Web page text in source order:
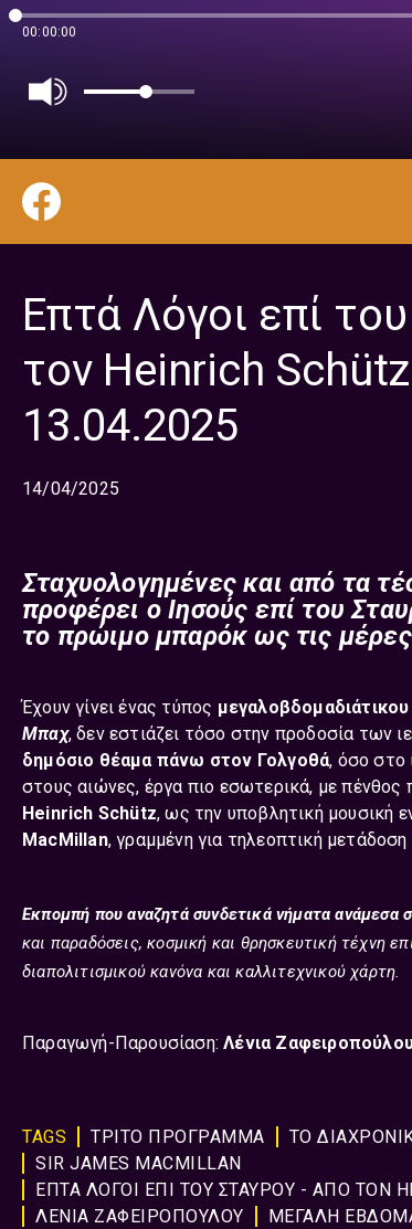
00:00:00
Επτά Λόγοι επί
τον Heinrich
13.04.2025
14/04/2025
Σταχυολογημένες και από τα
προφέρει ο Ιησούς επί του
το πρώιμο μπαρόκ ως τις
Έχουν γίνει ένας τύπος
Μπαχ, δεν εστιάζει τόσο στην προδοσία των
δημόσιο θέαμα πάνω στον Γολγοθά, όσο στο
στους αιώνες, έργα πιο εσωτερικά, με πένθος
Heinrich Schütz, ως την υποβλητική μουσική
MacMillan, γραμμένη για τηλεοπτική
Εκπομπή που αναζητά συνδετικά νήματα ανάμεσα
και παραδόσεις, κοσμική και θρησκευτική τέχνη
διαπολιτισμικού κανόνα και καλλιτεχνικού χάρτη.
Παραγωγή-Παρουσίαση:Λένια
TAGS ΤΡΙΤΟ ΠΡΟΓΡΑΜΜΑ ΤΟ
SIR JAMES MACMILLAN
ΕΠΤΑ ΛΟΓΟΙ ΕΠΙ ΤΟΥ ΣΤΑΥΡΟΥ - ΑΠΟ ΤΟΝ
ΛΕΝΙΑ ΖΑΦΕΙΡΟΠΟΥΛΟΥ
ΜΕΓΑΛΗ